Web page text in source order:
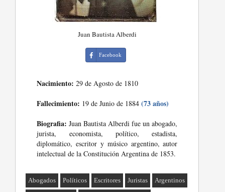
Juan Bautista Alberdi
Facebook
Nacimiento: 29 de Agosto de 1810
Fallecimiento: 19 de Junio de 1884(73 años)
Biografia: Juan Bautista Alberdi fue un abogado,
jurista, economista, político, estadista,
diplomático, escritor y músico argentino, autor
intelectual de la Constitución Argentina de 1853.
Abogados Políticos Escritores Juristas Argentinos